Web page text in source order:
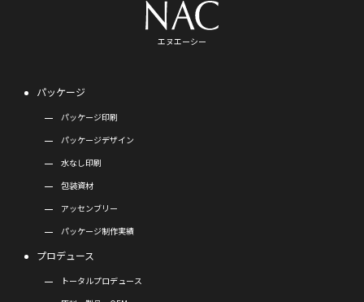
エヌエーシー
パッケージ
パッケージ印刷
パッケージデザイン
水なし印刷
包装資材
アッセンブリー
パッケージ制作実績
プロデュース
トータルプロデュース